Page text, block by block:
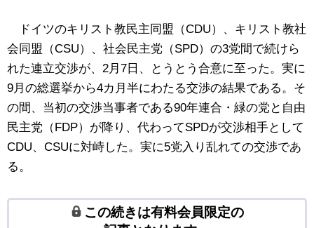
ドイツのキリスト教民主同盟（CDU）、キリスト教社
会同盟（CSU）、社会民主党（SPD）の3党間で続けら
れた連立交渉が、2月7日、とうとう合意に至った。実に
9月の総選挙から4カ月半にわたる交渉の結果である。そ
の間、当初の交渉当事者である90年連合・緑の党と自由
民主党（FDP）が降り、代わってSPDが交渉相手として
CDU、CSUに対峙した。実に5党入り乱れての交渉であ
る。
この続きは有料会員限定の